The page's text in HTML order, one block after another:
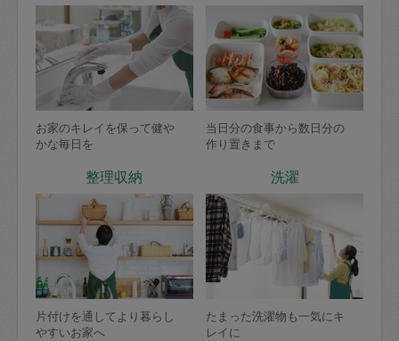
お家のキレイを保って健や
かな毎日を
当日分の食事から数日分の
作り置きまで
整理収納
片付けを通してより暮らし
やすいお家へ
洗濯
たまった洗濯物も一気にキ
レイに